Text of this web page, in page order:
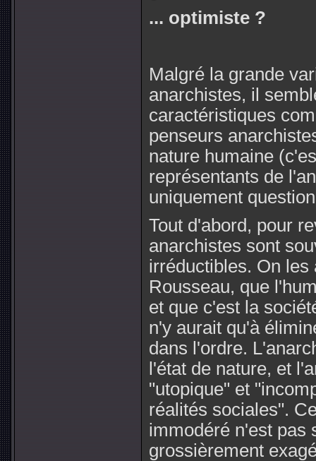
... optimiste ?
Malgré la grande
anarchistes, il
caractéristiques
penseurs
nature humaine
représentants de
uniquement
Tout d'abord, pour
anarchistes sont
irréductibles. On
Rousseau, que
et que c'est la
n'y aurait qu'à
dans l'ordre.
l'état de nature, et
"utopique" et
réalités sociales".
immodéré n'est pas
grossièrement